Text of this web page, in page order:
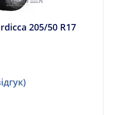
205/50 R17